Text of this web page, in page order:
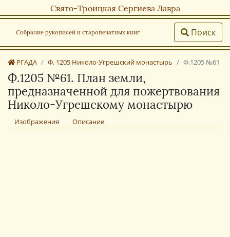
Свято-Троицкая Сергиева Лавра
Собрание рукописей и старопечатных книг Поиск
РГАДА Ф. 1205 Николо-Угрешский монастырь Ф.1205 №61
Ф.1205 №61. План земли,
предназначенной для пожертвования
Николо-Угрешскому монастырю
Изображения Описание